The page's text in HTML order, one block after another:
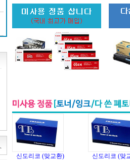
신도리코 (맞교환)
신도리코 (맞